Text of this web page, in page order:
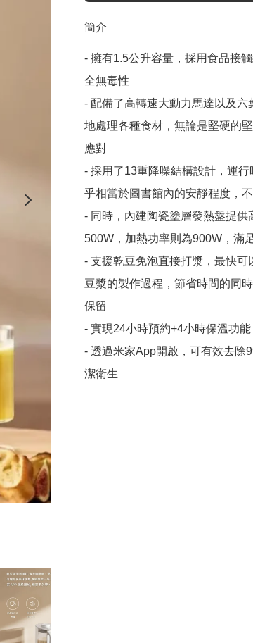
簡介
- 擁有1.5公升容量，採用食品接
全無毒性
- 配備了高轉速大動力馬達以及六
地處理各種食材，無論是堅硬的
應對
- 採用了13重降噪結構設計，運
乎相當於圖書館內的安靜程度，
- 同時，內建陶瓷塗層發熱盤提供
500W，加熱功率則為900W，滿
- 支援乾豆免泡直接打漿，最快
豆漿的製作過程，節省時間的同
保留
- 實現24小時預約+4小時保溫功能
- 透過米家App開啟，可有效去除
潔衛生